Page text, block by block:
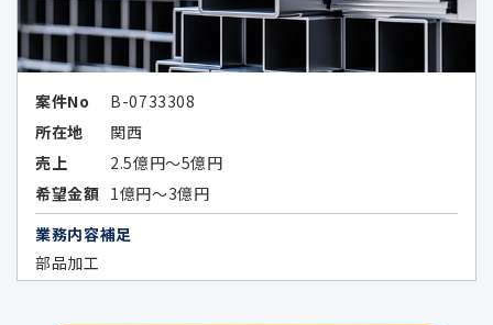
共同利用する者の範囲
・当社の子会社、関係会社並びに当社及
びこれらの者と共同でサービス提供又
はセミナー等の企画を実施する第三者
（秘密保持義務を負わせた場合に限る）
① 子会社・関係会社
株式会社レコフ
（https://www.recof.co.jp/）
株式会社レコフデータ
ml）
案件No
B-0733308
所在地
関西
売上
2.5億円～5億円
希望金額 1億円～3億円
業務内容補足
部品加工